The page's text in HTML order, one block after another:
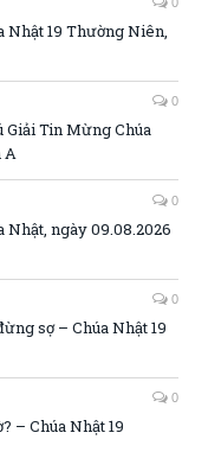
Nhật 19 Thường Niên,
0
Giải Tin Mừng Chúa
A
0
Nhật, ngày 09.08.2026
0
sợ – Chúa Nhật 19
0
– Chúa Nhật 19